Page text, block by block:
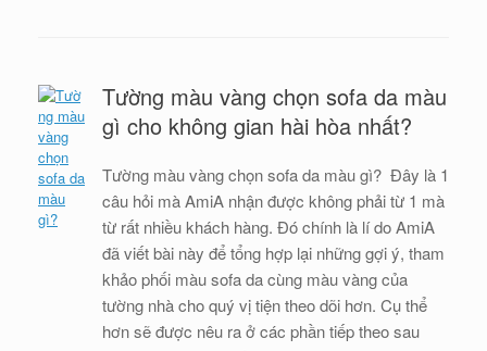
Tường màu vàng chọn sofa da màu
gì cho không gian hài hòa nhất?
Tường màu vàng chọn sofa da màu gì? Đây là 1
câu hỏi mà AmiA nhận được không phải từ 1 mà
từ rất nhiều khách hàng. Đó chính là lí do AmiA
đã viết bài này để tổng hợp lại những gợi ý, tham
khảo phối màu sofa da cùng màu vàng của
tường nhà cho quý vị tiện theo dõi hơn. Cụ thể
hơn sẽ được nêu ra ở các phần tiếp theo sau